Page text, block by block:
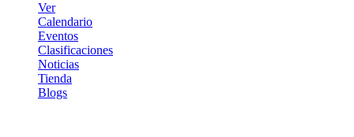
Ver
Calendario
Eventos
Clasificaciones
Noticias
Tienda
Blogs